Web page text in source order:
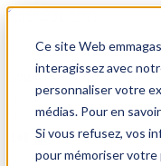
Ce site Web
interagissez avec
personnaliser votre
médias. Pour en
Si vous refusez, vos
pour mémoriser
1.866.931.9661
Login
FR